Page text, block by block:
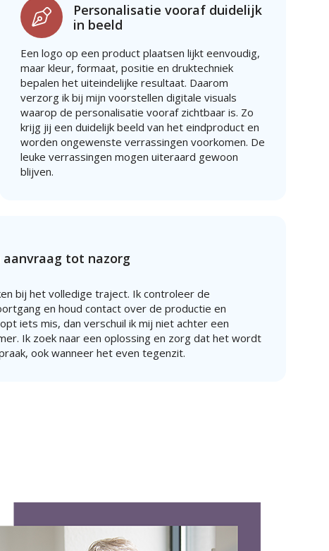
Personalisatie vooraf duidelijk
in beeld
Een logo op een product plaatsen lijkt eenvoudig,
maar kleur, formaat, positie en druktechniek
bepalen het uiteindelijke resultaat. Daarom
verzorg ik bij mijn voorstellen digitale visuals
waarop de personalisatie vooraf zichtbaar is. Zo
krijg jij een duidelijk beeld van het eindproduct en
worden ongewenste verrassingen voorkomen. De
leuke verrassingen mogen uiteraard gewoon
blijven.
aanvraag tot nazorg
bij het volledige traject. Ik controleer de
en houd contact over de productie en
iets mis, dan verschuil ik mij niet achter een
Ik zoek naar een oplossing en zorg dat het wordt
ook wanneer het even tegenzit.